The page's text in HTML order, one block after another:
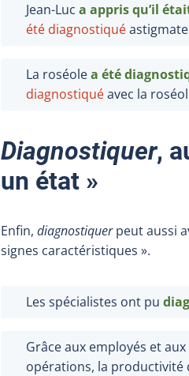
Jean-Luc a appris qu’il
été diagnostiquéastigmate
La roséolea été
diagnostiquéavec la
Diagnostiquer,
un état »
Enfin, diagnostiquerpeut aussi
signes caractéristiques ».
Les spécialistes ont pu
Grâce aux employés et
opérations, la productivité